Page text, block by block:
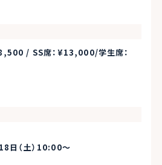
/ SS席：¥13,000/学生席：
（土） 10:00〜